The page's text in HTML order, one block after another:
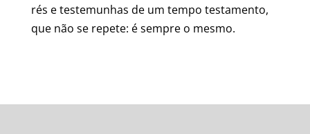
rés e testemunhas de um tempo testamento,
que não se repete: é sempre o mesmo.